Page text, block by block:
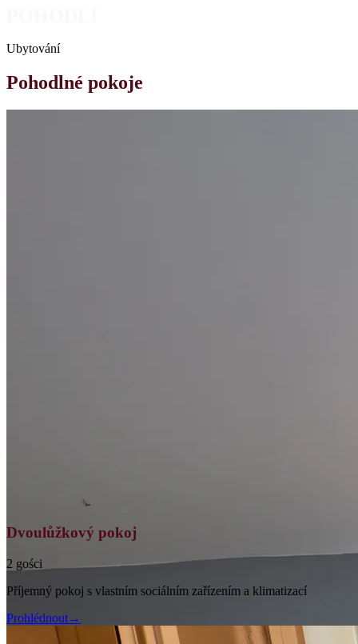
Ubytování
Pohodlné pokoje
Dvoulůžkový pokoj
2 gości
Příjemný pokoj s vlastním sociálním zařízením a klimatizací
Prohlédnout→